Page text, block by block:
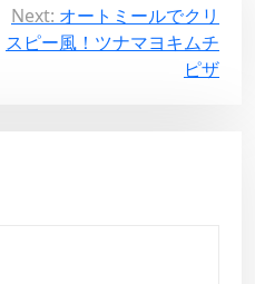
Next: オートミールでクリ
スピー風！ツナマヨキムチ
ピザ